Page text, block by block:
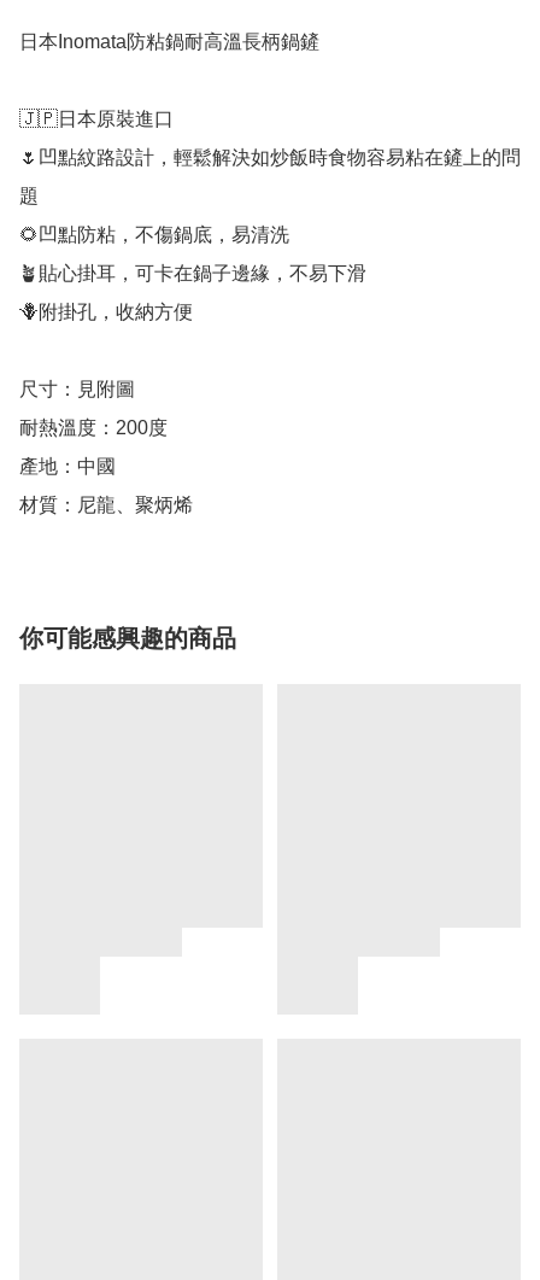
日本Inomata防粘鍋耐高溫長柄鍋鏟
🇯🇵日本原裝進口
🌷凹點紋路設計，輕鬆解決如炒飯時食物容易粘在鏟上的問
題
🌻凹點防粘，不傷鍋底，易清洗
🪴貼心掛耳，可卡在鍋子邊緣，不易下滑
🪻附掛孔，收納方便
尺寸：見附圖
耐熱溫度：200度
產地：中國
材質：尼龍、聚炳烯
你可能感興趣的商品